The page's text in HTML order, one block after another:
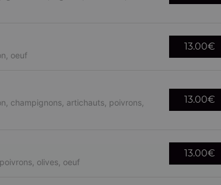
oeuf
13.00€
champignons, artichauts, poivrons,
13.00€
olives, oeuf
13.00€